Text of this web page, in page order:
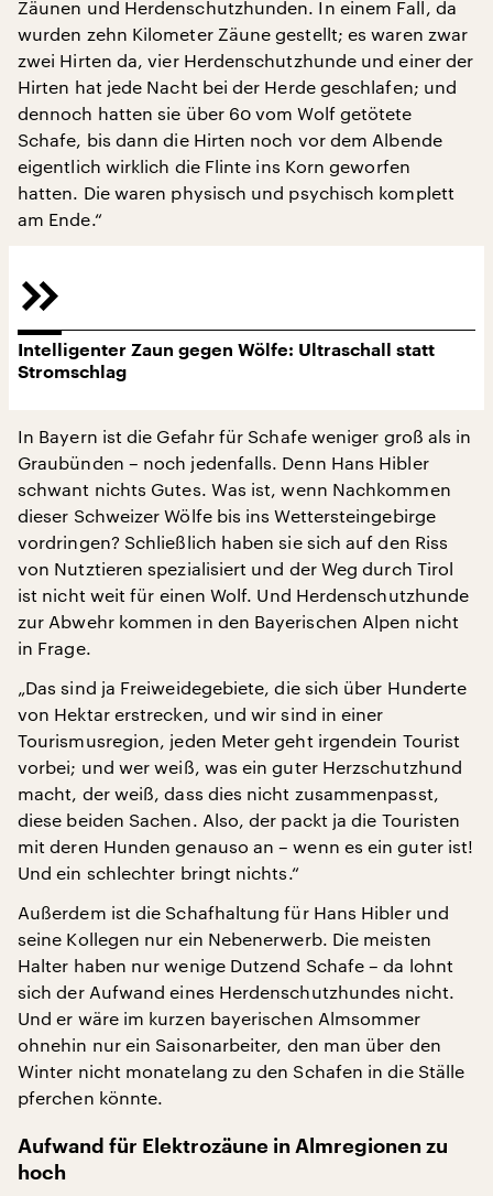
Zäunen und Herdenschutzhunden. In einem Fall, da
wurden zehn Kilometer Zäune gestellt; es waren zwar
zwei Hirten da, vier Herdenschutzhunde und einer der
Hirten hat jede Nacht bei der Herde geschlafen; und
dennoch hatten sie über 60 vom Wolf getötete
Schafe, bis dann die Hirten noch vor dem Albende
eigentlich wirklich die Flinte ins Korn geworfen
hatten. Die waren physisch und psychisch komplett
am Ende.“
Intelligenter Zaun gegen Wölfe: Ultraschall statt
Stromschlag
In Bayern ist die Gefahr für Schafe weniger groß als in
Graubünden – noch jedenfalls. Denn Hans Hibler
schwant nichts Gutes. Was ist, wenn Nachkommen
dieser Schweizer Wölfe bis ins Wettersteingebirge
vordringen? Schließlich haben sie sich auf den Riss
von Nutztieren spezialisiert und der Weg durch Tirol
ist nicht weit für einen Wolf. Und Herdenschutzhunde
zur Abwehr kommen in den Bayerischen Alpen nicht
in Frage.
„Das sind ja Freiweidegebiete, die sich über Hunderte
von Hektar erstrecken, und wir sind in einer
Tourismusregion, jeden Meter geht irgendein Tourist
vorbei; und wer weiß, was ein guter Herzschutzhund
macht, der weiß, dass dies nicht zusammenpasst,
diese beiden Sachen. Also, der packt ja die Touristen
mit deren Hunden genauso an – wenn es ein guter ist!
Und ein schlechter bringt nichts.“
Außerdem ist die Schafhaltung für Hans Hibler und
seine Kollegen nur ein Nebenerwerb. Die meisten
Halter haben nur wenige Dutzend Schafe – da lohnt
sich der Aufwand eines Herdenschutzhundes nicht.
Und er wäre im kurzen bayerischen Almsommer
ohnehin nur ein Saisonarbeiter, den man über den
Winter nicht monatelang zu den Schafen in die Ställe
pferchen könnte.
Aufwand für Elektrozäune in Almregionen zu
hoch